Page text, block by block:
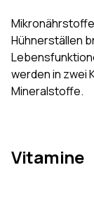
Hühnerställen
werden in zwei
Mineralstoffe.
Vitamine